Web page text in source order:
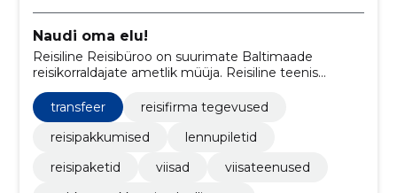
Naudi oma elu!
Reisiline Reisibüroo on suurimate Baltimaade
reisikorraldajate ametlik müüja. Reisiline teenis
klientide usalduse tänades 8-aastasele kogemusele
rahvusvahelisel turul, kõrgele teenuste kvaliteedile
ning pakutavate teenuste laiale spektrile .
transfeer
reisifirma tegevused
reisipakkumised
lennupiletid
reisipaketid
viisad
viisateenused